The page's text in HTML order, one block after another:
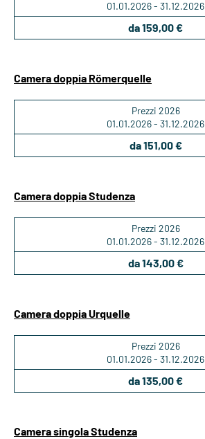
01.01.2026 - 31.12.2026
da 159,00 €
Camera doppia Römerquelle
Prezzi 2026
01.01.2026 - 31.12.2026
da 151,00 €
Camera doppia Studenza
Prezzi 2026
01.01.2026 - 31.12.2026
da 143,00 €
Camera doppia Urquelle
Prezzi 2026
01.01.2026 - 31.12.2026
da 135,00 €
Camera singola Studenza